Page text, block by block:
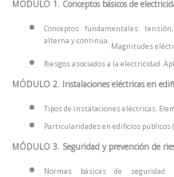
MÓDULO 1. Conceptos básicos de
Conceptos fundamentales:
alterna y continua. Magnitudes
Riesgos asociados a la electricidad.
MÓDULO 2. Instalaciones eléctricas en
Tipos de instalaciones eléctricas.
Particularidades en edificios
MÓDULO 3. Seguridad y prevención de
Normas básicas de seguridad